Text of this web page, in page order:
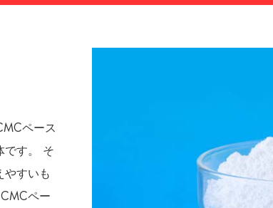
ペース
です。 そ
すいも
ペー